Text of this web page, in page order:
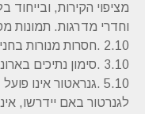
מציפוי הקירות, ובייחוד
וחדרי מדרגות. תמונות מס' 189-
2.10 .חסרות מנורות בחניון.
3.10 .סימון נתיכים בארונות חשמל אינו תואם למציאות.
5.10 .גנראטור אינו
לגנרטור באם יידרשו,